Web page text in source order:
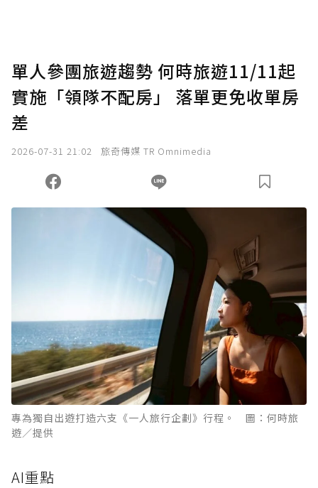
單人參團旅遊趨勢 何時旅遊11/11起
實施「領隊不配房」 落單更免收單房
差
2026-07-31 21:02 旅奇傳媒 TR Omnimedia
專為獨自出遊打造六支《一人旅行企劃》行程。 圖：何時旅
遊／提供
AI重點